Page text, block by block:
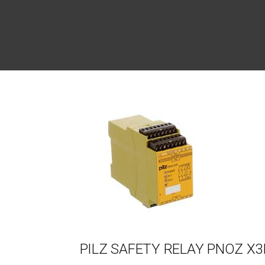
PILZ SAFETY RELAY PNOZ
Post
navigation